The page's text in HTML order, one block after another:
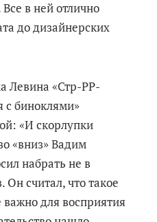
в ней отлично
до дизайнерских
Левина «Стр-РР-
с биноклями»
«И скорлупки
«вниз» Вадим
набрать не в
Он считал, что такое
для восприятия